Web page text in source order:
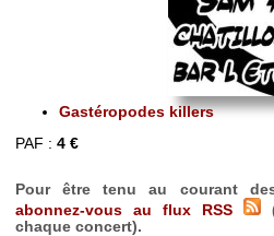
Gastéropodes killers
PAF : 4 €
Pour être tenu au courant
abonnez-vous au flux RSS
chaque concert).